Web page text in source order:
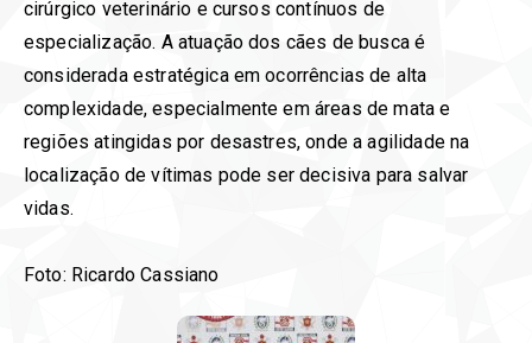
cirúrgico veterinário e cursos contínuos de
especialização. A atuação dos cães de busca é
considerada estratégica em ocorrências de alta
complexidade, especialmente em áreas de mata e
regiões atingidas por desastres, onde a agilidade na
localização de vítimas pode ser decisiva para salvar
vidas.
Foto: Ricardo Cassiano